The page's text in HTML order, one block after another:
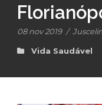
08 nov 2019 /
Vida Saudável